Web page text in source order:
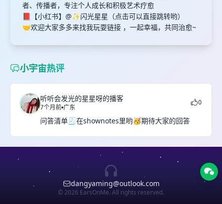
者、传播者，专注个人成长和积极艺术疗愈
📕【小红书】@✨闪光星星（点击可以直接跳转哟）
🤝欢迎大家多多来找我玩耍链接 ，一起幸福，共同治愈~
小宇宙热评
听听会发光的星星呀的播客
7个月前 广东
0
问答清单🧾在shownotes里哟🥳期待大家的回答
dangyaming@outlook.com
© 2026 EarsOnMe. All rights reserved.